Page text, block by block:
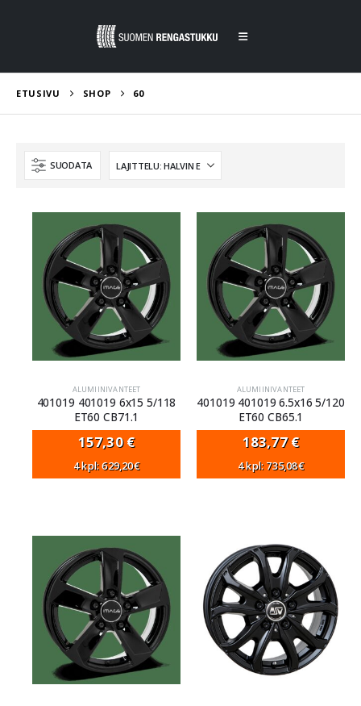
ETUSIVU SHOP 60
SUODATA
ALUMIINIVANTEET
401019 401019 6x15 5/118
ET60 CB71.1
157,30€
4 kpl: 629,20€
ALUMIINIVANTEET
401019 401019 6.5x16 5/120
ET60 CB65.1
183,77€
4 kpl: 735,08€